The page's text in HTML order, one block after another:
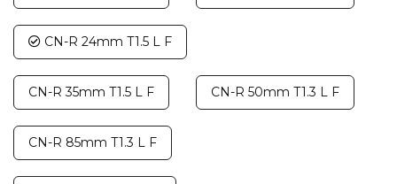
CN-R 24mm T1.5 L F
CN-R 35mm T1.5 L F CN-R 50mm T1.3 L F
CN-R 85mm T1.3 L F